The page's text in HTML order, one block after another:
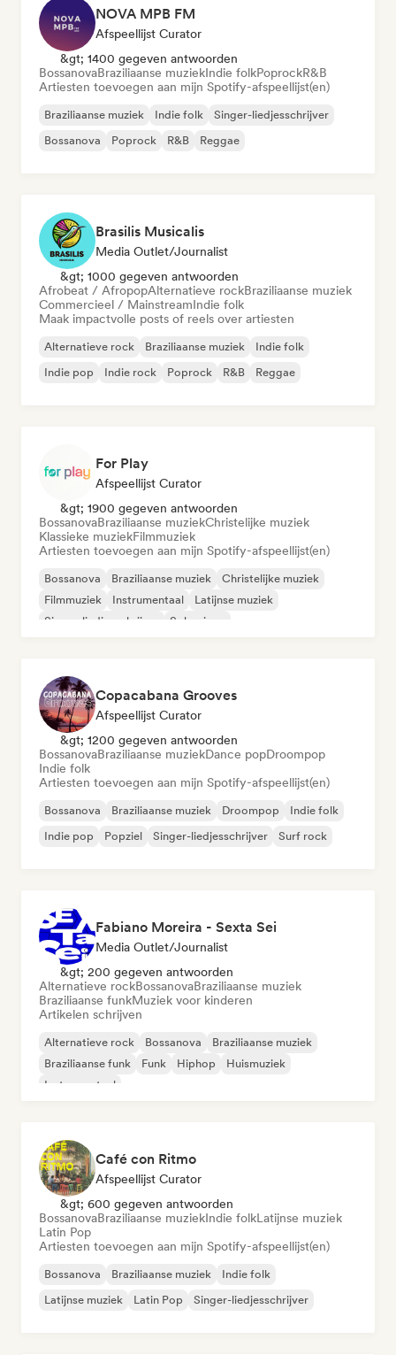
NOVA MPB FM
Afspeellijst Curator
&gt; 1400 gegeven antwoorden
BossanovaBraziliaanse muziekIndie folkPoprockR&B
Artiesten toevoegen aan mijn Spotify-afspeellijst(en)
Braziliaanse muziek Indie folk
Singer-liedjesschrijver
Bossanova
Poprock R&B Reggae
Brasilis Musicalis
Media Outlet/Journalist
&gt; 1000 gegeven antwoorden
Afrobeat / AfropopAlternatieve rockBraziliaanse muziek
Commercieel / MainstreamIndie folk
Maak impactvolle posts of reels over artiesten
Alternatieve rock Braziliaanse muziek
Indie folk
Indie pop
Indie rock Poprock R&B Reggae
For Play
Afspeellijst Curator
&gt; 1900 gegeven antwoorden
BossanovaBraziliaanse muziekChristelijke muziek
Klassieke muziekFilmmuziek
Artiesten toevoegen aan mijn Spotify-afspeellijst(en)
Bossanova Braziliaanse muziek
Christelijke muziek
Filmmuziek
Instrumentaal
Latijnse muziek
Singer-liedjesschrijver
Solo piano
Copacabana Grooves
Afspeellijst Curator
&gt; 1200 gegeven antwoorden
BossanovaBraziliaanse muziekDance popDroompop
Indie folk
Artiesten toevoegen aan mijn Spotify-afspeellijst(en)
Bossanova Braziliaanse muziek Droompop
Indie folk
Indie pop
Popziel Singer-liedjesschrijver Surf rock
Fabiano Moreira - Sexta Sei
Media Outlet/Journalist
&gt; 200 gegeven antwoorden
Alternatieve rockBossanovaBraziliaanse muziek
Braziliaanse funkMuziek voor kinderen
Artikelen schrijven
Alternatieve rock Bossanova
Braziliaanse muziek
Braziliaanse funk
Funk Hiphop
Huismuziek
Instrumentaal
Café con Ritmo
Afspeellijst Curator
&gt; 600 gegeven antwoorden
BossanovaBraziliaanse muziekIndie folkLatijnse muziek
Latin Pop
Artiesten toevoegen aan mijn Spotify-afspeellijst(en)
Bossanova Braziliaanse muziek
Indie folk
Latijnse muziek
Latin Pop Singer-liedjesschrijver